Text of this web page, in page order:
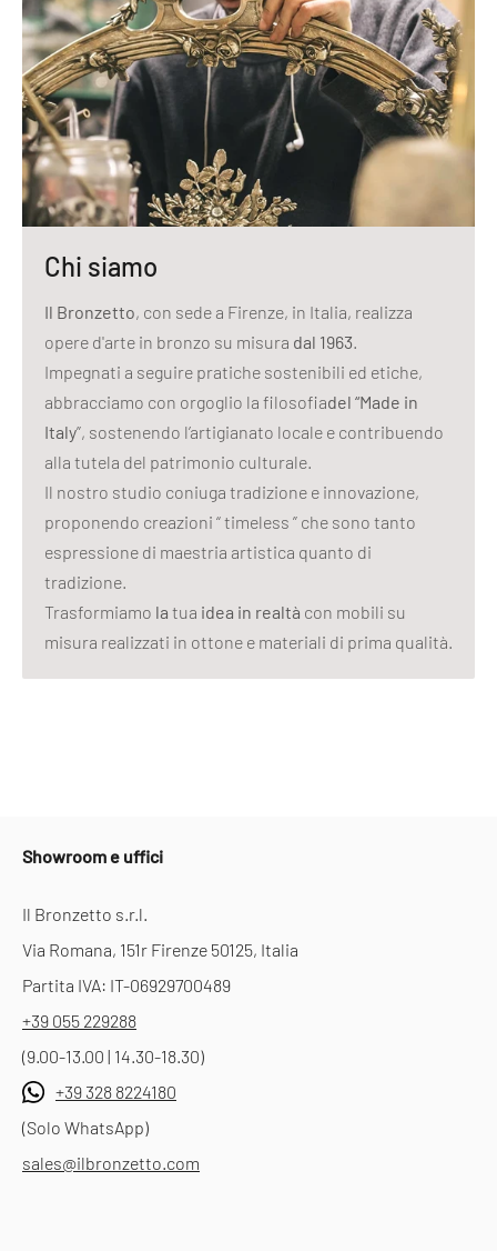
Chi siamo
Il Bronzetto, con sede a Firenze, in Italia, realizza
opere d'arte in bronzo su misura dal 1963.
Impegnati a seguire pratiche sostenibili ed etiche,
abbracciamo con orgoglio la filosofiadel “Made in
Italy”, sostenendo l’artigianato locale e contribuendo
alla tutela del patrimonio culturale.
Il nostro studio coniuga tradizione e innovazione,
proponendo creazioni “ timeless ” che sono tanto
espressione di maestria artistica quanto di
tradizione.
Trasformiamo la tua idea in realtà con mobili su
misura realizzati in ottone e materiali di prima qualità.
Showroom e uffici
Il Bronzetto s.r.l.
Via Romana, 151r Firenze 50125, Italia
Partita IVA: IT-06929700489
+39 055 229288
(9.00-13.00 | 14.30-18.30)
+39 328 8224180
(Solo WhatsApp)
sales@ilbronzetto.com